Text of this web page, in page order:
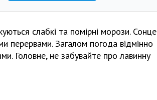
слабкі та помірні морози. Сонце
перервами. Загалом погода відмінно
Головне, не забувайте про лавинну